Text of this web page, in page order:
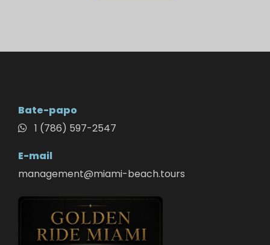
Bate-papo
1 (786) 597-2547
E-mail
management@miami-beach.tours